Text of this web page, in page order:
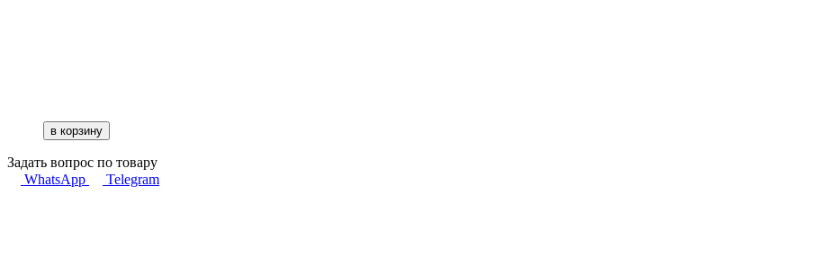
в корзину
Задать вопрос по товару
WhatsApp
Telegram